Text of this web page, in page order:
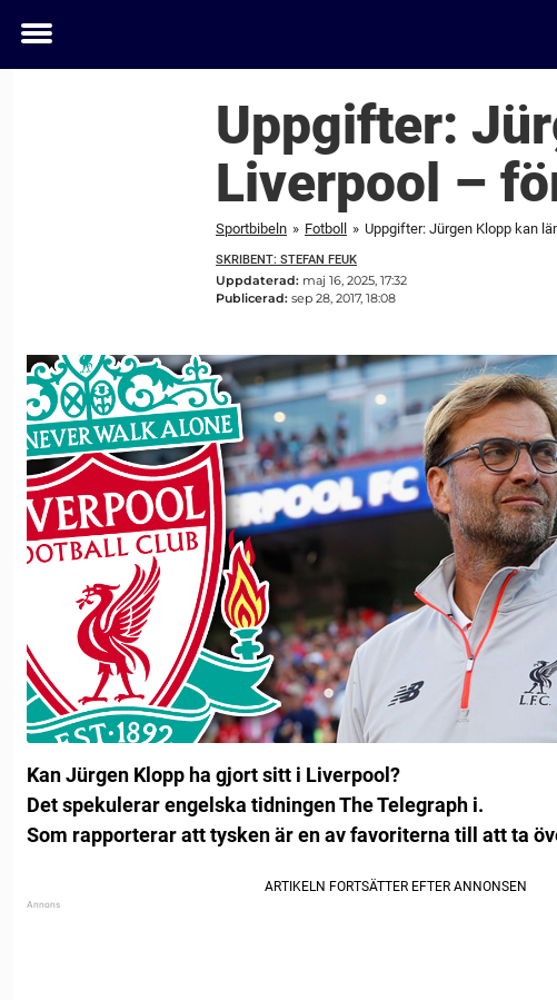
Toggle
Uppgifter:
Liverpool –
Sportbibeln » Fotboll » Uppgifter: Jürgen Klopp kan
SKRIBENT: STEFAN FEUK
Uppdaterad: maj 16, 2025, 17:32
Publicerad: sep 28, 2017, 18:08
Kan Jürgen Klopp ha gjort sitt i Liverpool?
Det spekulerar engelska tidningen The Telegraph i.
Som rapporterar att tysken är en av favoriterna till att ta